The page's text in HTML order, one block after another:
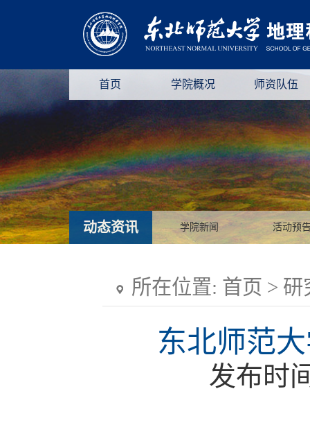
首页 学院概况 师资队伍
动态资讯 学院新闻 活动预
所在位置: 首页 > 研
东北师范
发布时